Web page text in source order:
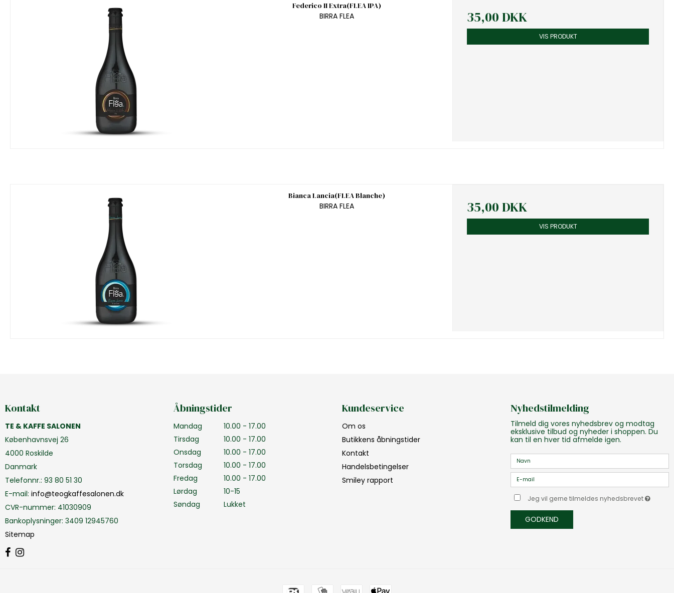
Federico II Extra(FLEA IPA)
BIRRA FLEA
35,00 DKK
VIS PRODUKT
Bianca Lancia(FLEA Blanche)
BIRRA FLEA
35,00 DKK
VIS PRODUKT
Kontakt
TE & KAFFE SALONEN
Københavnsvej 26
4000 Roskilde
Danmark
Telefonnr.: 93 80 51 30
E-mail: info@teogkaffesalonen.dk
CVR-nummer: 41030909
Bankoplysninger: 3409 12945760
Sitemap
Åbningstider
Mandag
10.00 - 17.00
Tirsdag
10.00 - 17.00
Onsdag
10.00 - 17.00
Torsdag
10.00 - 17.00
Fredag
10.00 - 17.00
Lørdag
10-15
Søndag
Lukket
Kundeservice
Om os
Butikkens åbningstider
Kontakt
Handelsbetingelser
Smiley rapport
Nyhedstilmelding
Tilmeld dig vores nyhedsbrev og modtag
eksklusive tilbud og nyheder i shoppen. Du
kan til en hver tid afmelde igen.
Jeg vil gerne tilmeldes nyhedsbrevet
GODKEND